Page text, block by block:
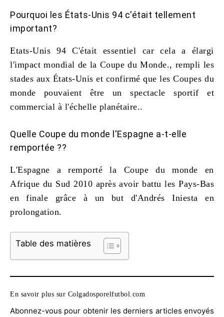
Pourquoi les États-Unis 94 c'était tellement
important?
Etats-Unis 94 C'était essentiel car cela a élargi
l'impact mondial de la Coupe du Monde., rempli les
stades aux États-Unis et confirmé que les Coupes du
monde pouvaient être un spectacle sportif et
commercial à l'échelle planétaire..
Quelle Coupe du monde l'Espagne a-t-elle
remportée ??
L'Espagne a remporté la Coupe du monde en
Afrique du Sud 2010 après avoir battu les Pays-Bas
en finale grâce à un but d'Andrés Iniesta en
prolongation.
Table des matières
En savoir plus sur Colgadosporelfutbol.com
Abonnez-vous pour obtenir les derniers articles envoyés